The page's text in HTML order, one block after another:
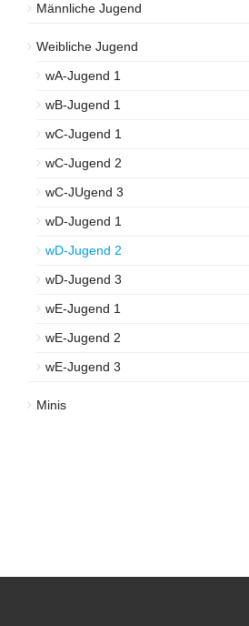
Männliche Jugend
Weibliche Jugend
wA-Jugend 1
wB-Jugend 1
wC-Jugend 1
wC-Jugend 2
wC-JUgend 3
wD-Jugend 1
wD-Jugend 2
wD-Jugend 3
wE-Jugend 1
wE-Jugend 2
wE-Jugend 3
Minis